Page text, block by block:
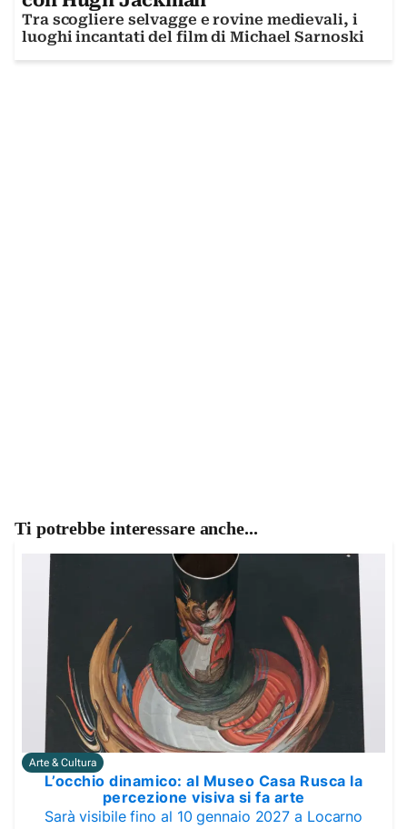
Tra scogliere selvagge e rovine medievali, i
luoghi incantati del film di Michael Sarnoski
Ti potrebbe interessare anche...
Arte & Cultura
L’occhio dinamico: al Museo Casa Rusca la
percezione visiva si fa arte
Sarà visibile fino al 10 gennaio 2027 a Locarno